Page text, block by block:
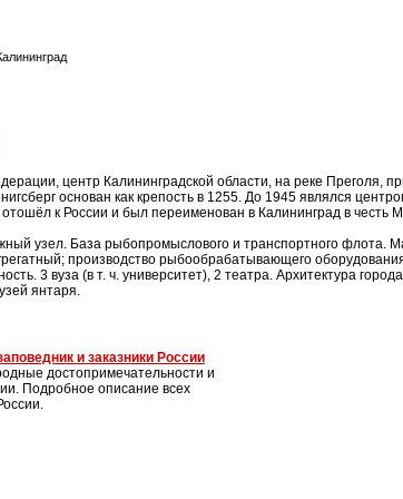
центр Калининградской области, на реке Преголя,
основан как крепость в 1255. До 1945 являлся
к России и был переименован в Калининград в честь
узел. База рыбопромыслового и транспортного флота.
производство рыбообрабатывающего
3 вуза (в т. ч. университет), 2 театра. Архитектура
янтаря.
и заказники России
достопримечательности и
Подробное описание всех